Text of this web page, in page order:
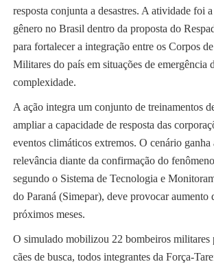
resposta conjunta a desastres. A atividade foi
gênero no Brasil dentro da proposta do
para fortalecer a integração entre os Corpos
Militares do país em situações de emergência
complexidade.
A ação integra um conjunto de treinamentos
ampliar a capacidade de resposta das
eventos climáticos extremos. O cenário ganha
relevância diante da confirmação do
segundo o Sistema de Tecnologia e
do Paraná (Simepar), deve provocar aumento
próximos meses.
O simulado mobilizou 22 bombeiros militares
cães de busca, todos integrantes da Força-